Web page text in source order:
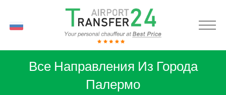
Все Направления Из Города
Палермо